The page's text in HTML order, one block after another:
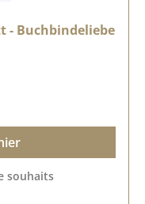
- Buchbindeliebe
souhaits